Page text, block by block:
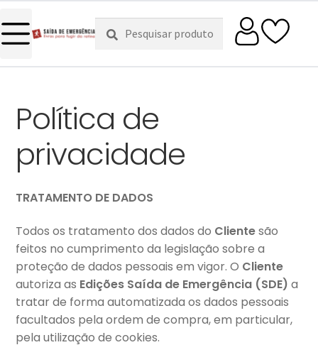
Pesquisar
por:
Pesquisa
Política de
privacidade
TRATAMENTO DE DADOS
Todos os tratamento dos dados do Clientesão
feitos no cumprimento da legislação sobre a
proteção de dados pessoais em vigor. O Cliente
autoriza as Edições Saída de Emergência (SDE) a
tratar de forma automatizada os dados pessoais
facultados pela ordem de compra, em particular,
pela utilização de cookies.